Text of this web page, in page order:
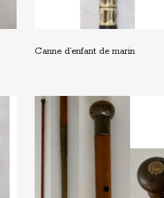
Canne d’enfant de marin